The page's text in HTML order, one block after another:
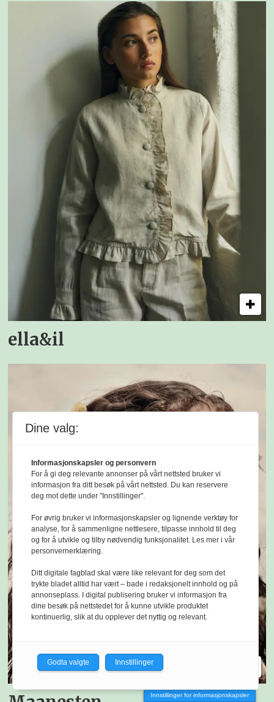
ella&il
Innstillinger for informasjonskapsler
Dine valg:
Informasjonskapsler og personvern
For å gi deg relevante annonser på vårt nettsted bruker vi
informasjon fra ditt besøk på vårt nettsted. Du kan reservere
deg mot dette under "Innstillinger".
For øvrig bruker vi informasjonskapsler og lignende verktøy for
analyse, for å sammenligne nettlesere, tilpasse innhold til deg
og for å utvikle og tilby nødvendig funksjonalitet. Les mer i vår
personvernerklæring.
Ditt digitale fagblad skal være like relevant for deg som det
trykte bladet alltid har vært – bade i redaksjonelt innhold og på
annonseplass. I digital publisering bruker vi informasjon fra
dine besøk på nettstedet for å kunne utvikle produktet
kontinuerlig, slik at du opplever det nyttig og relevant.
Godta valgte Innstillinger